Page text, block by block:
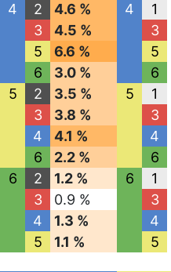
4
2
4.6 %
3
4.5 %
5
6.6 %
6
3.0 %
5
2
3.5 %
3
3.8 %
4
4.1 %
6
2.2 %
6
2
1.2 %
3
0.9 %
4
1.3 %
5
1.1 %
4
1
3
5
6
5
1
3
4
6
6
1
3
4
5